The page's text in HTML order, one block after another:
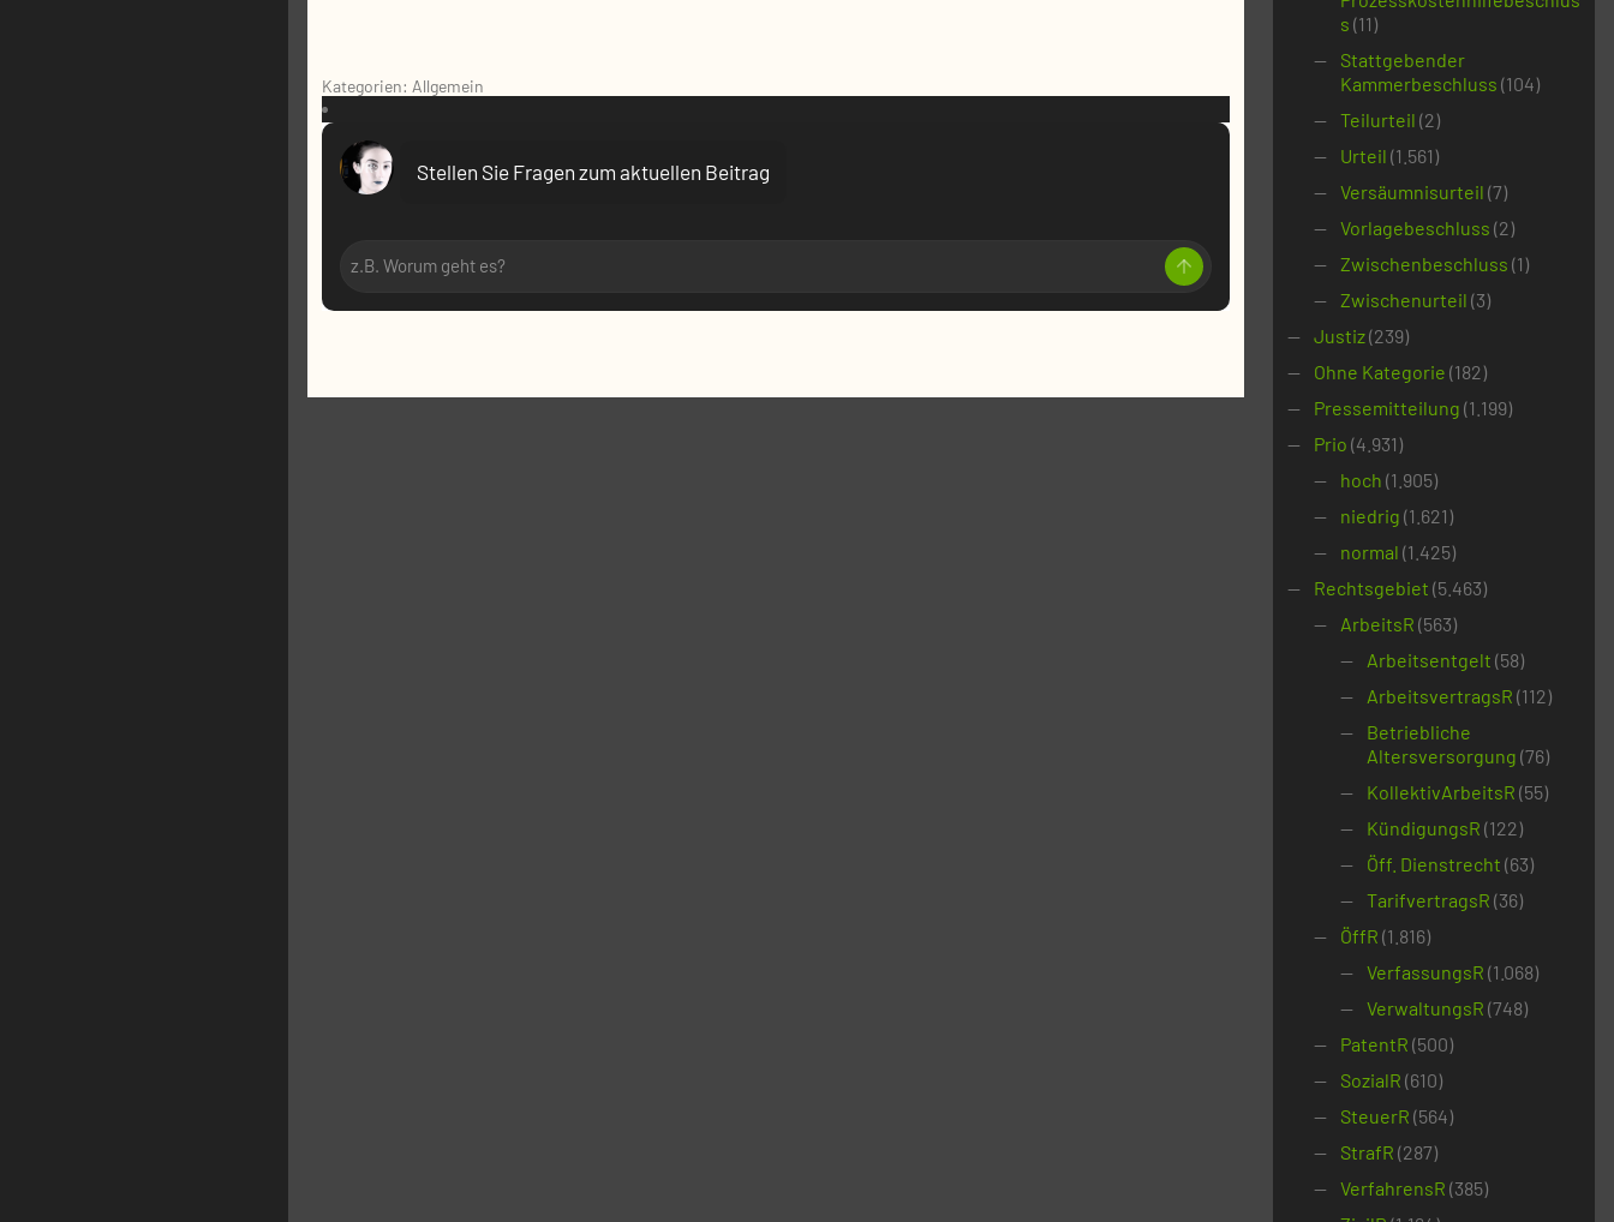
Kategorien: Allgemein
VR: Stellen Sie Fragen zum aktuellen Beitrag
s (11)
Stattgebender
Kammerbeschluss (104)
Teilurteil (2)
Urteil (1.561)
Versäumnisurteil (7)
Vorlagebeschluss (2)
Zwischenbeschluss (1)
Zwischenurteil (3)
Justiz(239)
Ohne Kategorie (182)
Pressemitteilung (1.199)
Prio (4.931)
hoch (1.905)
niedrig (1.621)
normal (1.425)
Rechtsgebiet (5.463)
ArbeitsR (563)
Arbeitsentgelt (58)
ArbeitsvertragsR (112)
Betriebliche
Altersversorgung (76)
KollektivArbeitsR (55)
KündigungsR (122)
Öff. Dienstrecht (63)
TarifvertragsR (36)
ÖffR (1.816)
VerfassungsR (1.068)
VerwaltungsR (748)
PatentR (500)
SozialR (610)
SteuerR (564)
StrafR (287)
VerfahrensR (385)